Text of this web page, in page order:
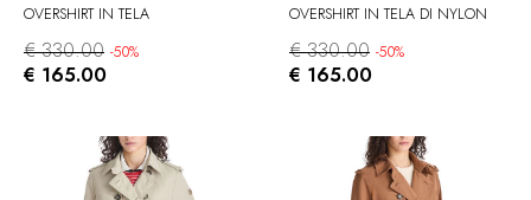
OVERSHIRT IN TELA
€ 330.00 -50%
€ 165.00
OVERSHIRT IN TELA DI NYLON
€ 330.00 -50%
€ 165.00